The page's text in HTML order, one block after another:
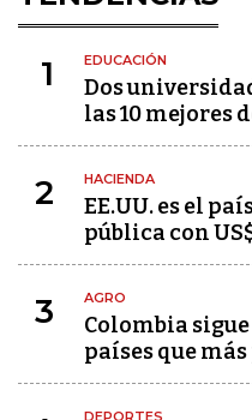
1 EDUCACIÓN
Dos
las 10 mejores
2 HACIENDA
EE.UU. es el
pública con
3 AGRO
Colombia
países que